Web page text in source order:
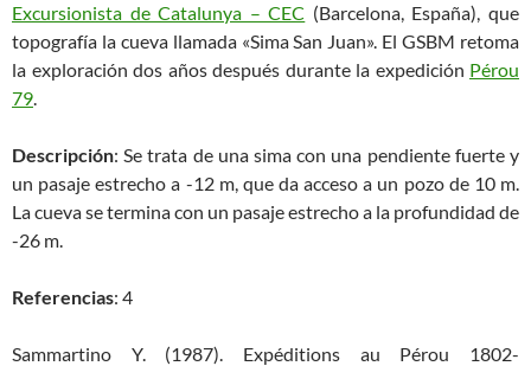
Excursionista de Catalunya – CEC (Barcelona, España), que
topografía la cueva llamada «Sima San Juan». El GSBM retoma
la exploración dos años después durante la expedición Pérou
79.
Descripción: Se trata de una sima con una pendiente fuerte y
un pasaje estrecho a -12 m, que da acceso a un pozo de 10 m.
La cueva se termina con un pasaje estrecho a la profundidad de
-26 m.
Referencias: 4
Sammartino Y. (1987). Expéditions au Pérou 1802-